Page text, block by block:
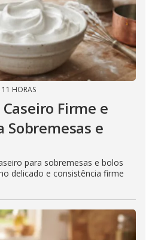
11 HORAS
Firme e
e
para sobremesas e bolos
delicado e consistência firme